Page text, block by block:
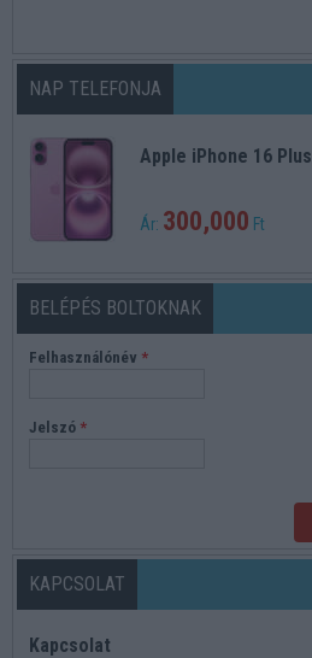
NAP TELEFONJA
Apple iPhone 16 Plus
Ár: 300,000 Ft
BELÉPÉS BOLTOKNAK
Felhasználónév *
Jelszó *
KAPCSOLAT
Kapcsolat